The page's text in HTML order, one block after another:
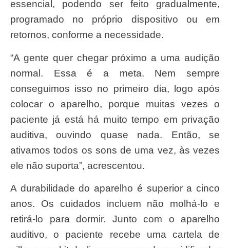
essencial, podendo ser feito gradualmente,
programado no próprio dispositivo ou em
retornos, conforme a necessidade.
“A gente quer chegar próximo a uma audição
normal. Essa é a meta. Nem sempre
conseguimos isso no primeiro dia, logo após
colocar o aparelho, porque muitas vezes o
paciente já está há muito tempo em privação
auditiva, ouvindo quase nada. Então, se
ativamos todos os sons de uma vez, às vezes
ele não suporta”, acrescentou.
A durabilidade do aparelho é superior a cinco
anos. Os cuidados incluem não molhá-lo e
retirá-lo para dormir. Junto com o aparelho
auditivo, o paciente recebe uma cartela de